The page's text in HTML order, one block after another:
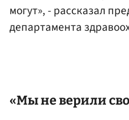
могут», - рассказал
департамента
«Мы не верили